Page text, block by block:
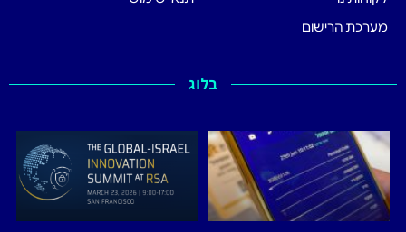
מערכת הרישום
בלוג